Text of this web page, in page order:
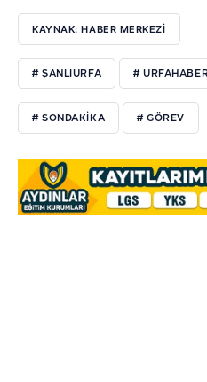
KAYNAK: HABER MERKEZI
# ŞANLIURFA #
# SONDAKIKA # GÖREV